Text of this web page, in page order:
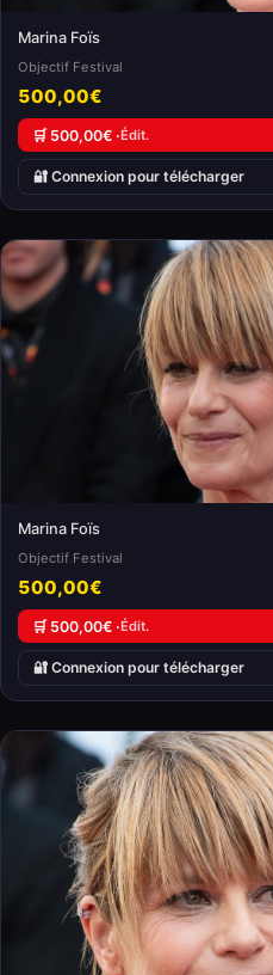
Marina Foïs
Objectif Festival
500,00€
🛒 500,00€ ·Édit.
🔐 Connexion pour télécharger
Marina Foïs
Objectif Festival
500,00€
🛒 500,00€ ·Édit.
🔐 Connexion pour télécharger